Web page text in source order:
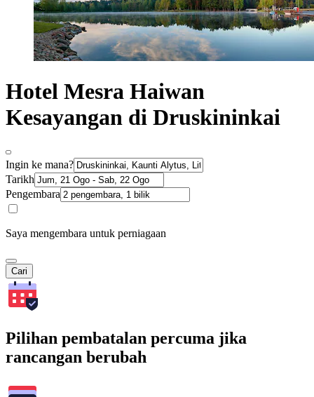
Hotel Mesra Haiwan
Kesayangan di Druskininkai
Ingin ke mana?
Tarikh
Pengembara
Saya mengembara untuk perniagaan
Cari
Pilihan pembatalan percuma jika
rancangan berubah